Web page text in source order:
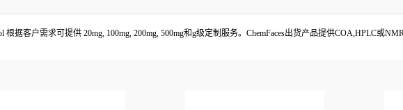
据客户需求可提供 20mg, 100mg, 200mg, 500mg和g级定制服务。ChemFaces出货产品提供COA,HPLC或